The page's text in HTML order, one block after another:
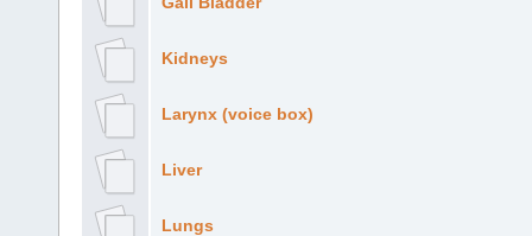
Kidneys
Larynx (voice box)
Liver
Lungs